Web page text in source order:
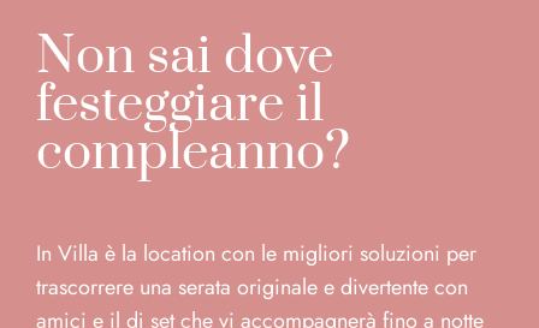
Non sai dove
festeggiare il
compleanno?
In Villa è la location con le migliori soluzioni per
trascorrere una serata originale e divertente con
amici e il dj set che vi accompagnerà fino a notte